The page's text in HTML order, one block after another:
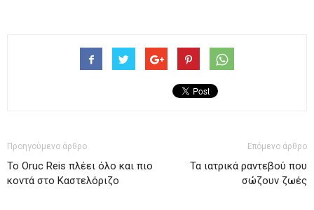
Προηγούμενο άρθρο
Το Oruc Reis πλέει όλο και πιο
κοντά στο Καστελόριζο
Επόμενο άρθρο
Τα ιατρικά ραντεβού που
σώζουν ζωές